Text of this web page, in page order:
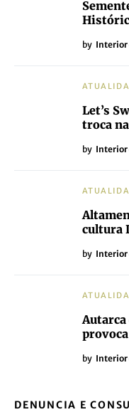
by Interior
Let’s
troca
by Interior
cultura
by Interior
Autarca
by Interior
DENUNCIA E